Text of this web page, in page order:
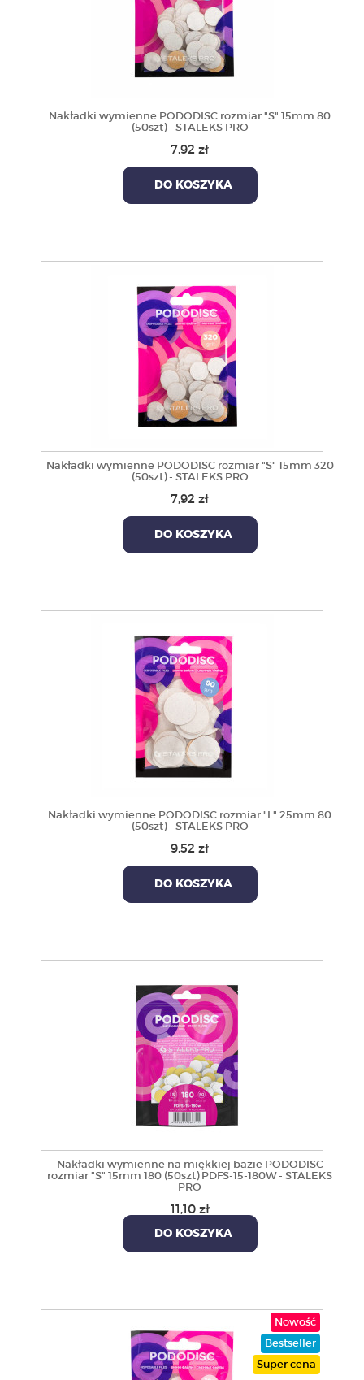
Nakładki wymienne PODODISC rozmiar "S" 15mm 80
(50szt) - STALEKS PRO
7,92 zł
DO KOSZYKA
Nakładki wymienne PODODISC rozmiar "S" 15mm 320
(50szt) - STALEKS PRO
7,92 zł
DO KOSZYKA
Nakładki wymienne PODODISC rozmiar "L" 25mm 80
(50szt) - STALEKS PRO
9,52 zł
DO KOSZYKA
Nakładki wymienne na miękkiej bazie PODODISC
rozmiar "S" 15mm 180 (50szt) PDFS-15-180W - STALEKS
PRO
11,10 zł
DO KOSZYKA
Nowość
Bestseller
Super cena